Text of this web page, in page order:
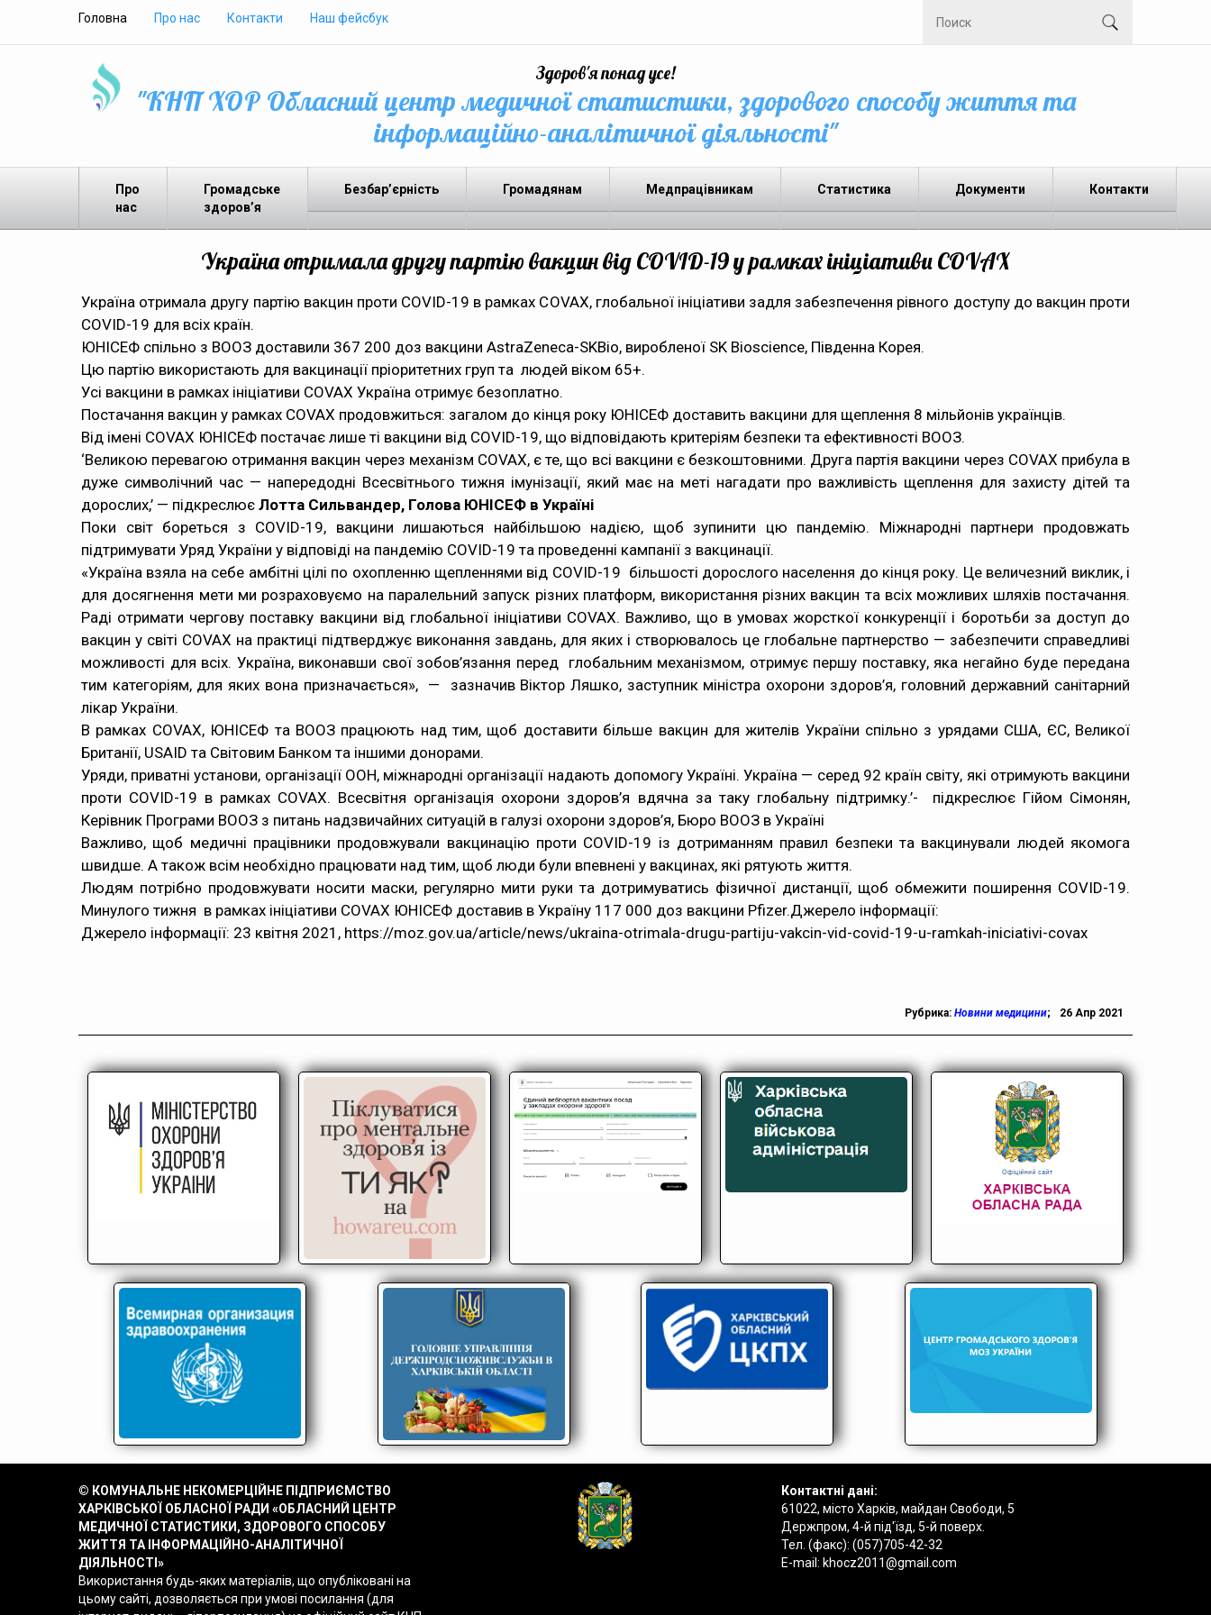
Головна Про нас Контакти Наш фейсбук
Здоров'я понад усе!
"КНП ХОР Обласний центр медичної статистики, здорового способу життя та
інформаційно-аналітичної діяльності"
Про
нас
Громадське
здоров’я
Безбар’єрність Громадянам Медпрацівникам Статистика Документи Контакти
Україна отримала другу партію вакцин від COVID-19 у рамках ініціативи COVAX
Україна отримала другу партію вакцин проти COVID-19 в рамках COVAX, глобальної ініціативи задля забезпечення рівного доступу до вакцин проти
COVID-19 для всіх країн.
ЮНІСЕФ спільно з ВООЗ доставили 367 200 доз вакцини AstraZeneca-SKBio, виробленої SK Bioscience, Південна Корея.
Цю партію використають для вакцинації пріоритетних груп та людей віком 65+.
Усі вакцини в рамках ініціативи COVAX Україна отримує безоплатно.
Постачання вакцин у рамках COVAX продовжиться: загалом до кінця року ЮНІСЕФ доставить вакцини для щеплення 8 мільйонів українців.
Від імені COVAX ЮНІСЕФ постачає лише ті вакцини від COVID-19, що відповідають критеріям безпеки та ефективності ВООЗ.
‘Великою перевагою отримання вакцин через механізм COVAX, є те, що всі вакцини є безкоштовними. Друга партія вакцини через COVAX прибула в
дуже символічний час — напередодні Всесвітнього тижня імунізації, який має на меті нагадати про важливість щеплення для захисту дітей та
дорослих,’ — підкреслює Лотта Сильвандер, Голова ЮНІСЕФ в Україні
Поки світ бореться з COVID-19, вакцини лишаються найбільшою надією, щоб зупинити цю пандемію. Міжнародні партнери продовжать
підтримувати Уряд України у відповіді на пандемію COVID-19 та проведенні кампанії з вакцинації.
«Україна взяла на себе амбітні цілі по охопленню щепленнями від COVID-19 більшості дорослого населення до кінця року. Це величезний виклик, і
для досягнення мети ми розраховуємо на паралельний запуск різних платформ, використання різних вакцин та всіх можливих шляхів постачання.
Раді отримати чергову поставку вакцини від глобальної ініціативи COVAX. Важливо, що в умовах жорсткої конкуренції і боротьби за доступ до
вакцин у світі COVAX на практиці підтверджує виконання завдань, для яких і створювалось це глобальне партнерство — забезпечити справедливі
можливості для всіх. Україна, виконавши свої зобов’язання перед глобальним механізмом, отримує першу поставку, яка негайно буде передана
тим категоріям, для яких вона призначається», — зазначив Віктор Ляшко, заступник міністра охорони здоров’я, головний державний санітарний
лікар України.
В рамках COVAX, ЮНІСЕФ та ВООЗ працюють над тим, щоб доставити більше вакцин для жителів України спільно з урядами США, ЄС, Великої
Британії, USAID та Світовим Банком та іншими донорами.
Уряди, приватні установи, організації ООН, міжнародні організації надають допомогу Україні. Україна — серед 92 країн світу, які отримують вакцини
проти COVID-19 в рамках COVAX. Всесвітня організація охорони здоров’я вдячна за таку глобальну підтримку.’- підкреслює Гійом Сімонян,
Керівник Програми ВООЗ з питань надзвичайних ситуацій в галузі охорони здоров’я, Бюро ВООЗ в Україні
Важливо, щоб медичні працівники продовжували вакцинацію проти COVID-19 із дотриманням правил безпеки та вакцинували людей якомога
швидше. А також всім необхідно працювати над тим, щоб люди були впевнені у вакцинах, які рятують життя.
Людям потрібно продовжувати носити маски, регулярно мити руки та дотримуватись фізичної дистанції, щоб обмежити поширення COVID-19.
Минулого тижня в рамках ініціативи COVAX ЮНІСЕФ доставив в Україну 117 000 доз вакцини Pfizer.Джерело інформації:
Джерело інформації: 23 квітня 2021, https://moz.gov.ua/article/news/ukraina-otrimala-drugu-partiju-vakcin-vid-covid-19-u-ramkah-iniciativi-covax
Рубрика: Новини медицини; 26 Апр 2021
© КОМУНАЛЬНЕ НЕКОМЕРЦІЙНЕ ПІДПРИЄМСТВО
ХАРКІВСЬКОЇ ОБЛАСНОЇ РАДИ «ОБЛАСНИЙ ЦЕНТР
МЕДИЧНОЇ СТАТИСТИКИ, ЗДОРОВОГО СПОСОБУ
ЖИТТЯ ТА ІНФОРМАЦІЙНО-АНАЛІТИЧНОЇ
ДІЯЛЬНОСТІ»
Використання будь-яких матеріалів, що опубліковані на
цьому сайті, дозволяється при умові посилання (для
Контактні дані:
61022, місто Харків, майдан Свободи, 5
Держпром, 4-й під'їзд, 5-й поверх.
Тел. (факс): (057)705-42-32
E-mail: khocz2011@gmail.com